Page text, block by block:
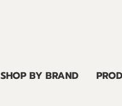
SHOP BY BRAND